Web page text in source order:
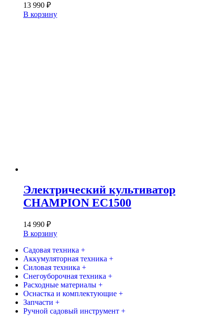
13 990 ₽
В корзину
Электрический культиватор
CHAMPION EC1500
14 990 ₽
В корзину
Садовая техника +
Аккумуляторная техника +
Силовая техника +
Снегоуборочная техника +
Расходные материалы +
Оснастка и комплектующие +
Запчасти +
Ручной садовый инструмент +